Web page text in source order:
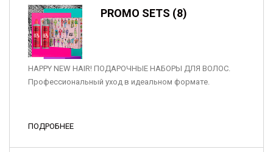
PROMO SETS (8)
HAPPY NEW HAIR! ПОДАРОЧНЫЕ НАБОРЫ ДЛЯ ВОЛОС.
Профессиональный уход в идеальном формате.
ПОДРОБНЕЕ